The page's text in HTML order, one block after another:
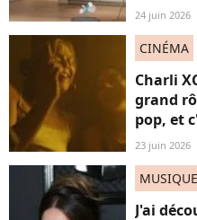
24 juin 2026
CINÉMA
Charli
grand
pop, et
23 juin 2026
MUSIQUE
J'ai